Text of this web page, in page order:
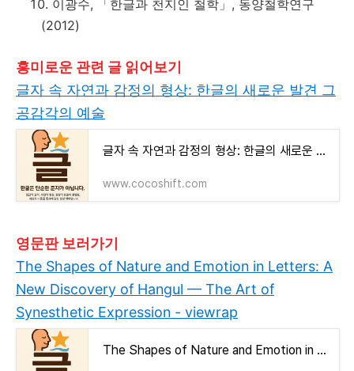
이광수, 「한글과 천지인 철학」, 동양철학연구
(2012)
흥미로운 관련 글 읽어보기
글자 속 자연과 감정의 형상: 한글의 새로운 발견 그
공감각의 예술
글자 속 자연과 감정의 형상: 한글의 새로운 발견 그 공감각의 예술
www.cocoshift.com
영문판 보러가기
The Shapes of Nature and Emotion in Letters: A
New Discovery of Hangul — The Art of
Synesthetic Expression - viewrap
The Shapes of Nature and Emotion in Letters: A New Discovery of Hangul — The Art of Synesthetic Expression - viewrap